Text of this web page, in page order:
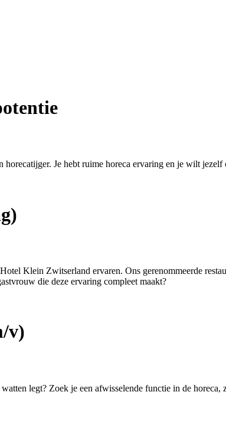
horecatijger. Je hebt ruime horeca ervaring en je wilt
Klein Zwitserland ervaren. Ons gerenommeerde
die deze ervaring compleet maakt?
v)
legt? Zoek je een afwisselende functie in de